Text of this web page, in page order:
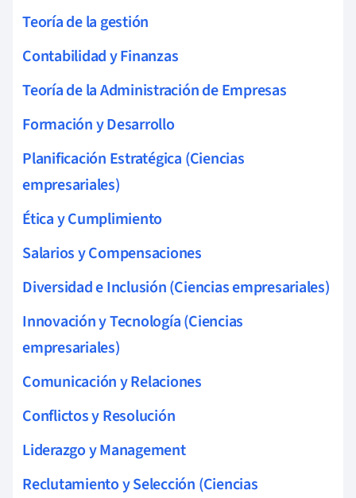
Teoría de la gestión
Contabilidad y Finanzas
Teoría de la Administración de Empresas
Formación y Desarrollo
Planificación Estratégica (Ciencias
empresariales)
Ética y Cumplimiento
Salarios y Compensaciones
Diversidad e Inclusión (Ciencias empresariales)
Innovación y Tecnología (Ciencias
empresariales)
Comunicación y Relaciones
Conflictos y Resolución
Liderazgo y Management
Reclutamiento y Selección (Ciencias